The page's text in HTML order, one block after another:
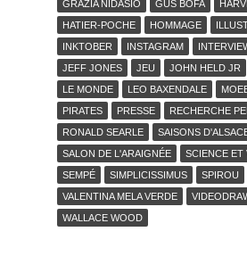
GRAZIA NIDASIO
GUS BOFA
HATIER-POCHE
HOMMAGE
INKTOBER
INSTAGRAM
JEFF JONES
JEU JOHN HELD JR
LE MONDE
LEO BAXENDALE
PIRATES
PRESSE
RECHERCHE
RONALD SEARLE
SAISONS
SALON DE L'ARAIGNÉE
SCIENCE ET
SEMPÉ
SIMPLICISSIMUS
SPIROU
VALENTINA MELA VERDE
WALLACE WOOD